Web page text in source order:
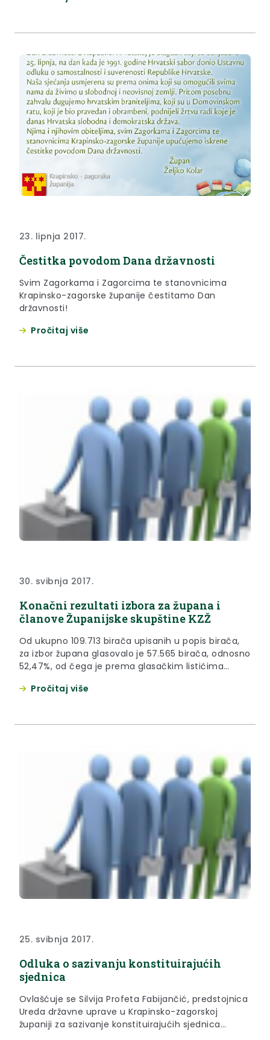
23. lipnja 2017.
Čestitka povodom Dana državnosti
Svim Zagorkama i Zagorcima te stanovnicima
Krapinsko-zagorske županije čestitamo Dan
državnosti!
Pročitaj više
30. svibnja 2017.
Konačni rezultati izbora za župana i
članove Županijske skupštine KZŽ
Od ukupno 109.713 birača upisanih u popis birača,
za izbor župana glasovalo je 57.565 birača, odnosno
52,47%, od čega je prema glasačkim listićima
listića bilo je 56.096, odnosno 97,45%. Nevažećih je
Pročitaj više
25. svibnja 2017.
Odluka o sazivanju konstituirajućih
sjednica
Ovlašćuje se Silvija Profeta Fabijančić, predstojnica
Ureda državne uprave u Krapinsko-zagorskoj
županiji za sazivanje konstituirajućih sjednica